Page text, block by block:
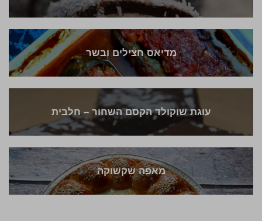
מדיאס חצילים ובשר
עוגת שוקולד הקסם השחור – חלבית
מאפה שקשוקה